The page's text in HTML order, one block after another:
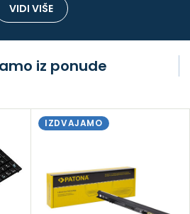
VIDI VIŠE
iz ponude
IZDVAJAMO